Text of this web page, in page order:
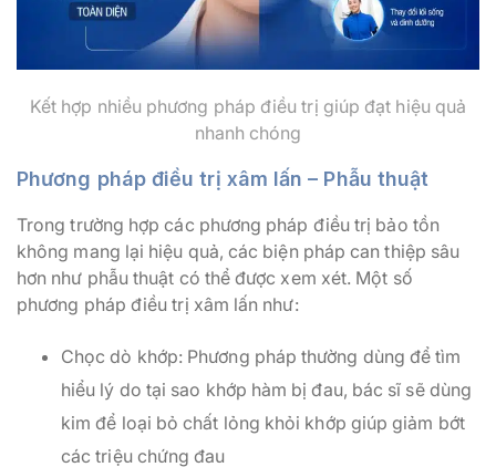
Kết hợp nhiều phương pháp điều trị giúp đạt hiệu quả
nhanh chóng
Phương pháp điều trị xâm lấn – Phẫu thuật
Trong trường hợp các phương pháp điều trị bảo tồn
không mang lại hiệu quả, các biện pháp can thiệp sâu
hơn như phẫu thuật có thể được xem xét. Một số
phương pháp điều trị xâm lấn như:
Chọc dò khớp: Phương pháp thường dùng để tìm
hiểu lý do tại sao khớp hàm bị đau, bác sĩ sẽ dùng
kim để loại bỏ chất lỏng khỏi khớp giúp giảm bớt
các triệu chứng đau